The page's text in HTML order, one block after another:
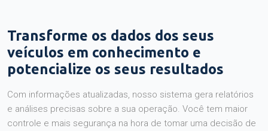
Transforme os dados dos seus
veículos em conhecimento e
potencialize os seus resultados
Com informações atualizadas, nosso sistema gera relatórios
e análises precisas sobre a sua operação. Você tem maior
controle e mais segurança na hora de tomar uma decisão de